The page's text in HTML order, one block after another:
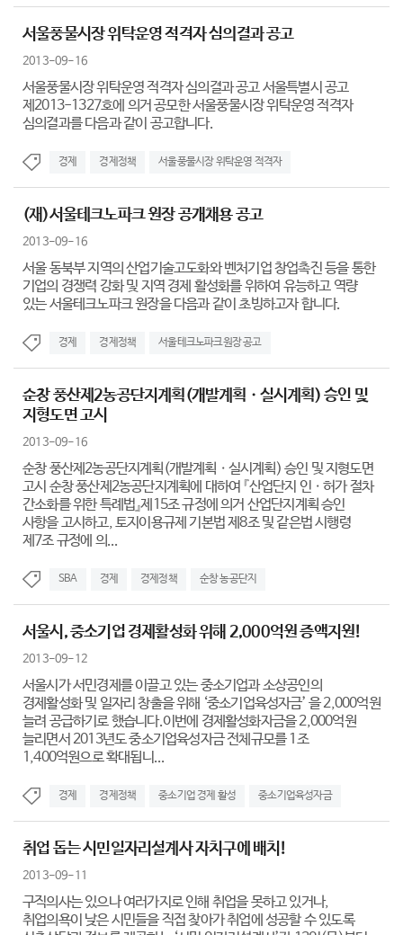
서울풍물시장 위탁운영 적격자 심의결과 공고
2013-09-16
서울풍물시장 위탁운영 적격자 심의결과 공고 서울특별시 공고
제2013-1327호에 의거 공모한 서울풍물시장 위탁운영 적격자
심의결과를 다음과 같이 공고합니다.
경제 경제정책 서울풍물시장 위탁운영 적격자
(재)서울테크노파크 원장 공개채용 공고
2013-09-16
서울 동북부 지역의 산업기술고도화와 벤처기업 창업촉진 등을 통한
기업의 경쟁력 강화 및 지역 경제 활성화를 위하여 유능하고 역량
있는 서울테크노파크 원장을 다음과 같이 초빙하고자 합니다.
경제 경제정책 서울테크노파크원장 공고
순창 풍산제2농공단지계획(개발계획ㆍ실시계획) 승인 및
지형도면 고시
2013-09-16
순창 풍산제2농공단지계획(개발계획ㆍ실시계획) 승인 및 지형도면
고시 순창 풍산제2농공단지계획에 대하여 『산업단지 인ㆍ허가 절차
간소화를 위한 특례법』제15조 규정에 의거 산업단지계획 승인
사항을 고시하고, 토지이용규제 기본법 제8조 및 같은법 시행령
제7조 규정에 의...
SBA 경제 경제정책 순창 농공단지
서울시, 중소기업 경제활성화 위해 2,000억원 증액지원!
2013-09-12
서울시가 서민경제를 이끌고 있는 중소기업과 소상공인의
경제활성화 및 일자리 창출을 위해 ‘중소기업육성자금’ 을 2,000억원
늘려 공급하기로 했습니다.이번에 경제활성화자금을 2,000억원
늘리면서 2013년도 중소기업육성자금 전체규모를 1조
1,400억원으로 확대됩니...
경제 경제정책 중소기업 경제 활성 중소기업육성자금
취업 돕는 시민일자리설계사 자치구에 배치!
2013-09-11
구직의사는 있으나 여러가지로 인해 취업을 못하고 있거나,
취업의욕이 낮은 시민들을 직접 찾아가 취업에 성공할 수 있도록